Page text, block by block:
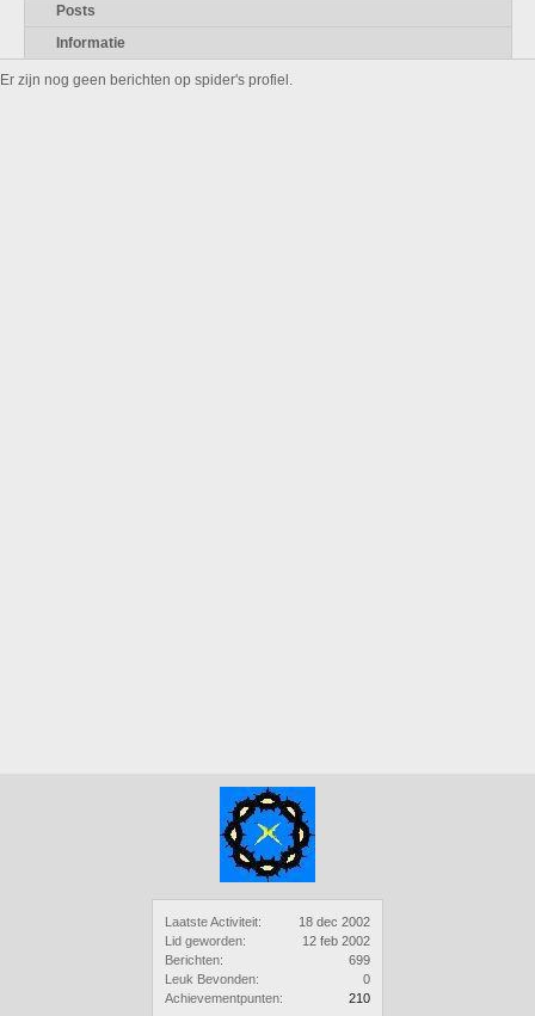
Laatste Activiteit:
18 dec 2002
Lid geworden:
12 feb 2002
Berichten:
699
Leuk Bevonden:
0
Achievementpunten:
210
Posts
Informatie
Er zijn nog geen berichten op spider's profiel.